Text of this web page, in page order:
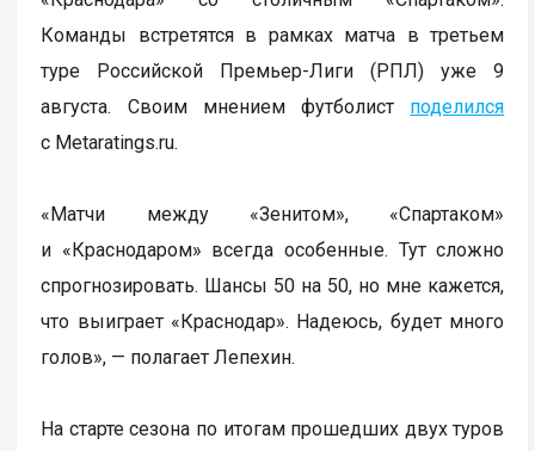
Команды встретятся в рамках матча в третьем
туре Российской Премьер-Лиги (РПЛ) уже 9
августа. Своим мнением футболист поделился
с Metaratings.ru.
«Матчи между «Зенитом», «Спартаком»
и «Краснодаром» всегда особенные. Тут сложно
спрогнозировать. Шансы 50 на 50, но мне кажется,
что выиграет «Краснодар». Надеюсь, будет много
голов», — полагает Лепехин.
На старте сезона по итогам прошедших двух туров